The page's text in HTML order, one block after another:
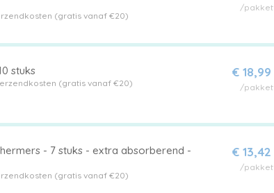
(gratis vanaf €20)
/pakket
stuks
(gratis vanaf €20)
€ 18,99
/pakket
- 7 stuks - extra absorberend -
(gratis vanaf €20)
€ 13,42
/pakket